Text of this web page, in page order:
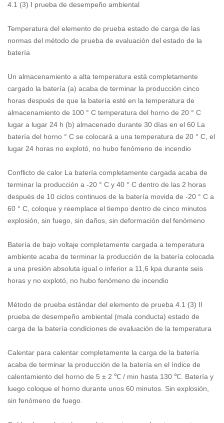
4.1 (3) Ⅰ prueba de desempeño ambiental
Temperatura del elemento de prueba estado de carga de las
normas del método de prueba de evaluación del estado de la
batería
Un almacenamiento a alta temperatura está completamente
cargado la batería (a) acaba de terminar la producción cinco
horas después de que la batería esté en la temperatura de
almacenamiento de 100 ° C temperatura del horno de 20 ° C
lugar a lugar 24 h (b) almacenado durante 30 días en el 60 La
batería del horno ° C se colocará a una temperatura de 20 ° C, el
lugar 24 horas no explotó, no hubo fenómeno de incendio
Conflicto de calor La batería completamente cargada acaba de
terminar la producción a -20 ° C y 40 ° C dentro de las 2 horas
después de 10 ciclos continuos de la batería movida de -20 ° C a
60 ° C, coloque y reemplace el tiempo dentro de cinco minutos
explosión, sin fuego, sin daños, sin deformación del fenómeno
Batería de bajo voltaje completamente cargada a temperatura
ambiente acaba de terminar la producción de la batería colocada
a una presión absoluta igual o inferior a 11,6 kpa durante seis
horas y no explotó, no hubo fenómeno de incendio
Método de prueba estándar del elemento de prueba 4.1 (3) II
prueba de desempeño ambiental (mala conducta) estado de
carga de la batería condiciones de evaluación de la temperatura
Calentar para calentar completamente la carga de la batería
acaba de terminar la producción de la batería en el índice de
calentamiento del horno de 5 ± 2 ℃ / min hasta 130 ℃. Batería y
luego coloque el horno durante unos 60 minutos. Sin explosión,
sin fenómeno de fuego.